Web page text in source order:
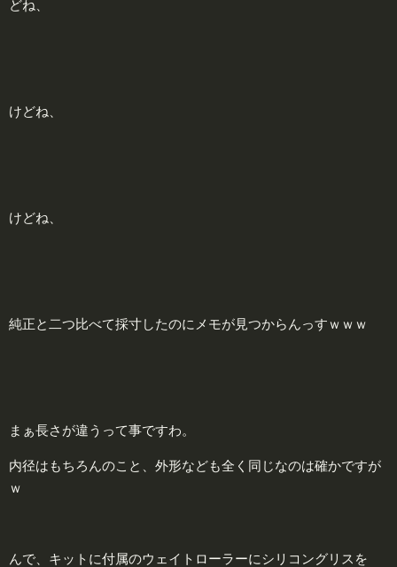
どね、
けどね、
けどね、
純正と二つ比べて採寸したのにメモが見つからんっすｗｗｗ
まぁ長さが違うって事ですわ。
内径はもちろんのこと、外形なども全く同じなのは確かですが
ｗ
んで、キットに付属のウェイトローラーにシリコングリスを